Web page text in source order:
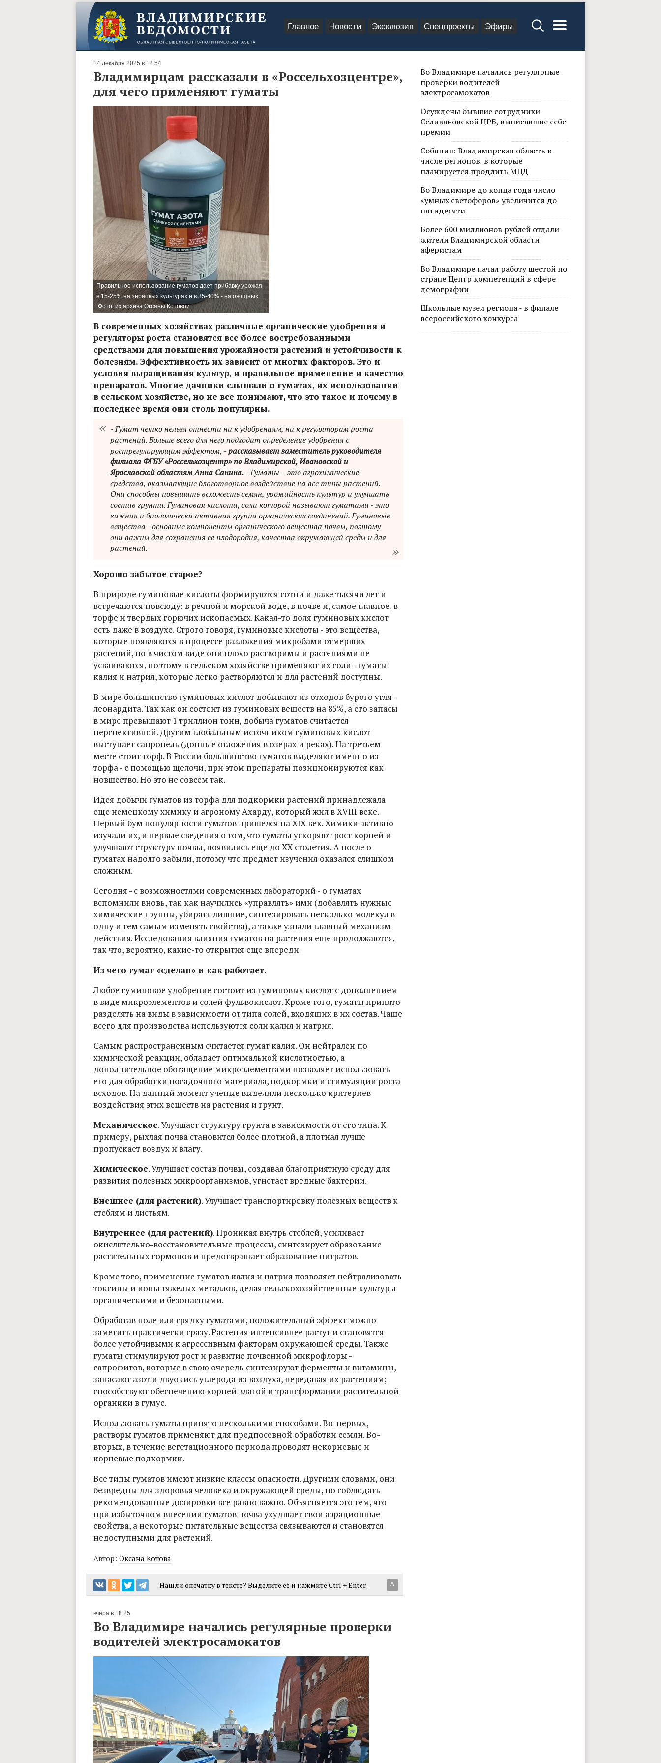
Главное Новости Эксклюзив Спецпроекты Эфиры
14 декабря 2025 в 12:54
Владимирцам рассказали в «Россельхозцентре»,
для чего применяют гуматы
Правильное использование гуматов дает прибавку урожая
в 15-25% на зерновых культурах и в 35-40% - на овощных.
Фото: из архива Оксаны Котовой
В современных хозяйствах различные органические удобрения и
регуляторы роста становятся все более востребованными
средствами для повышения урожайности растений и устойчивости к
болезням. Эффективность их зависит от многих факторов. Это и
условия выращивания культур, и правильное применение и качество
препаратов. Многие дачники слышали о гуматах, их использовании
в сельском хозяйстве, но не все понимают, что это такое и почему в
последнее время они столь популярны.
- Гумат четко нельзя отнести ни к удобрениям, ни к регуляторам роста
растений. Больше всего для него подходит определение удобрения с
рострегулирующим эффектом, -рассказывает заместитель руководителя
филиала ФГБУ «Россельхозцентр» по Владимирской, Ивановской и
Ярославской областям Анна Санина.- Гуматы – это агрохимические
средства, оказывающие благотворное воздействие на все типы растений.
Они способны повышать всхожесть семян, урожайность культур и улучшать
состав грунта. Гуминовая кислота, соли которой называют гуматами - это
важная и биологически активная группа органических соединений. Гуминовые
вещества - основные компоненты органического вещества почвы, поэтому
они важны для сохранения ее плодородия, качества окружающей среды и для
растений.
Хорошо забытое старое?
В природе гуминовые кислоты формируются сотни и даже тысячи лет и
встречаются повсюду: в речной и морской воде, в почве и, самое главное, в
торфе и твердых горючих ископаемых. Какая-то доля гуминовых кислот
есть даже в воздухе. Строго говоря, гуминовые кислоты - это вещества,
которые появляются в процессе разложения микробами отмерших
растений, но в чистом виде они плохо растворимы и растениями не
усваиваются, поэтому в сельском хозяйстве применяют их соли - гуматы
калия и натрия, которые легко растворяются и для растений доступны.
В мире большинство гуминовых кислот добывают из отходов бурого угля -
леонардита. Так как он состоит из гуминовых веществ на 85%, а его запасы
в мире превышают 1 триллион тонн, добыча гуматов считается
перспективной. Другим глобальным источником гуминовых кислот
выступает сапропель (донные отложения в озерах и реках). На третьем
месте стоит торф. В России большинство гуматов выделяют именно из
торфа - с помощью щелочи, при этом препараты позиционируются как
новшество. Но это не совсем так.
Идея добычи гуматов из торфа для подкормки растений принадлежала
еще немецкому химику и агроному Ахарду, который жил в XVIII веке.
Первый бум популярности гуматов пришелся на XIX век. Химики активно
изучали их, и первые сведения о том, что гуматы ускоряют рост корней и
улучшают структуру почвы, появились еще до XX столетия. А после о
гуматах надолго забыли, потому что предмет изучения оказался слишком
сложным.
Сегодня - с возможностями современных лабораторий - о гуматах
вспомнили вновь, так как научились «управлять» ими (добавлять нужные
химические группы, убирать лишние, синтезировать несколько молекул в
одну и тем самым изменять свойства), а также узнали главный механизм
действия. Исследования влияния гуматов на растения еще продолжаются,
так что, вероятно, какие-то открытия еще впереди.
Из чего гумат «сделан» и как работает.
Любое гуминовое удобрение состоит из гуминовых кислот с дополнением
в виде микроэлементов и солей фульвокислот. Кроме того, гуматы принято
разделять на виды в зависимости от типа солей, входящих в их состав. Чаще
всего для производства используются соли калия и натрия.
Самым распространенным считается гумат калия. Он нейтрален по
химической реакции, обладает оптимальной кислотностью, а
дополнительное обогащение микроэлементами позволяет использовать
его для обработки посадочного материала, подкормки и стимуляции роста
всходов. На данный момент ученые выделили несколько критериев
воздействия этих веществ на растения и грунт.
Механическое. Улучшает структуру грунта в зависимости от его типа. К
примеру, рыхлая почва становится более плотной, а плотная лучше
пропускает воздух и влагу.
Химическое. Улучшает состав почвы, создавая благоприятную среду для
развития полезных микроорганизмов, угнетает вредные бактерии.
Внешнее (для растений). Улучшает транспортировку полезных веществ к
стеблям и листьям.
Внутреннее (для растений). Проникая внутрь стеблей, усиливает
окислительно-восстановительные процессы, синтезирует образование
растительных гормонов и предотвращает образование нитратов.
Кроме того, применение гуматов калия и натрия позволяет нейтрализовать
токсины и ионы тяжелых металлов, делая сельскохозяйственные культуры
органическими и безопасными.
Обработав поле или грядку гуматами, положительный эффект можно
заметить практически сразу. Растения интенсивнее растут и становятся
более устойчивыми к агрессивным факторам окружающей среды. Также
гуматы стимулируют рост и развитие почвенной микрофлоры -
сапрофитов, которые в свою очередь синтезируют ферменты и витамины,
запасают азот и двуокись углерода из воздуха, передавая их растениям;
способствуют обеспечению корней влагой и трансформации растительной
органики в гумус.
Использовать гуматы принято несколькими способами. Во-первых,
растворы гуматов применяют для предпосевной обработки семян. Во-
вторых, в течение вегетационного периода проводят некорневые и
корневые подкормки.
Все типы гуматов имеют низкие классы опасности. Другими словами, они
безвредны для здоровья человека и окружающей среды, но соблюдать
рекомендованные дозировки все равно важно. Объясняется это тем, что
при избыточном внесении гуматов почва ухудшает свои аэрационные
свойства, а некоторые питательные вещества связываются и становятся
недоступными для растений.
Автор: Оксана Котова
^
Нашли опечатку в тексте? Выделите её и нажмите Ctrl + Enter.
вчера в 18:25
Во Владимире начались регулярные проверки
водителей электросамокатов
Во Владимире начались регулярные
проверки водителей
электросамокатов
Осуждены бывшие сотрудники
Селивановской ЦРБ, выписавшие себе
премии
Собянин: Владимирская область в
числе регионов, в которые
планируется продлить МЦД
Во Владимире до конца года число
«умных светофоров» увеличится до
пятидесяти
Более 600 миллионов рублей отдали
жители Владимирской области
аферистам
Во Владимире начал работу шестой по
стране Центр компетенций в сфере
демографии
Школьные музеи региона - в финале
всероссийского конкурса